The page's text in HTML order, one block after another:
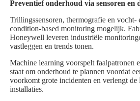
Preventief onderhoud via sensoren en
Trillingssensoren, thermografie en vocht-
condition-based monitoring mogelijk.
Honeywell leveren industriële
vastleggen en trends tonen.
Machine learning voorspelt faalpatronen
staat om onderhoud te plannen voordat
voorkomt grote incidenten en verlengt de
installaties.